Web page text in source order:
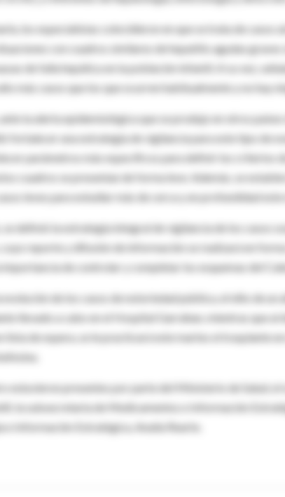
los especialistas coincidieron en que se trata de casos
con cuadros similares de hepatitis agudas
de falla hepática en la población infantil. A su vez,
más casos que los que ocurren habitualmente y no hay
ante la alerta epidemiológica que se produjo en otros
fortalecer una estrategia de vigilancia para este tipo de
parámetros más específicos para definir los criterios
cuadros se presentan de forma leve. Además, se
leves para estudiar más de cerca y en profundidad este
se definió la estrategia integral de vigilancia de los casos
cuyo reporte y difusión de información se realizará en
importancia de controlar y completar los esquemas del
evolución de los casos de notoriedad pública, el niño de
llevado a cabo en el Hospital Garrahan, mientras que al
lista de espera, se le practicará este martes el trasplante
estuvieron presentes por parte del Ministerio de Salud,
la subsecretaria de Medicamentos e Información
e Información Estratégica, Analía Rearte.